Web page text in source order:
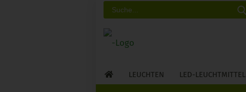
LEUCHTEN LED-LEUCHTMITTEL